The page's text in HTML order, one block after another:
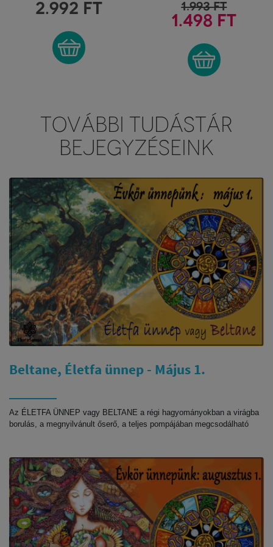
FÜSTÖLŐKEVERÉK
2.992 FT 1.993FT
1.498 FT
TOVÁBBI TUDÁSTÁR
BEJEGYZÉSEINK
Beltane, Életfa ünnep - Május 1.
Az ÉLETFA ÜNNEP vagy BELTANE a régi hagyományokban a virágba
borulás, a megnyilvánult őserő, a teljes pompájában megcsodálható
vagy egy ennek megfelelő fát választanak, ami egyben az Élet fájának
szimbóluma is. Nagyon fontos szimbóluma ez ennek az ünnepnek
mivel az egyesülést, az EGYSÉGET, a termékenységet, az áradó
bőség áldását nemcsak szimbolizálja és hordozza, hanem a mi
számunkra fizikálisan is megnyilvánítja. Nagy az ereje ilyenkor a
természeti helyeknek, hiszen életerő, kiáradó életöröm lüktet
mindenhol. Az ősiségben Isteni eredete van ennek a kitörő életerőnek
és örömnek, és nem bűn, hanem Isten adta joga az embernek élvezni,